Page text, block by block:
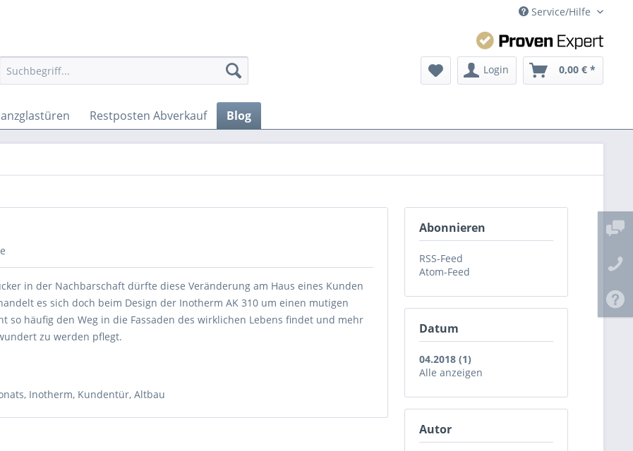
Service/Hilfe
Login 0,00 € *
Restposten Abverkauf Blog
Abonnieren
RSS-Feed
Atom-Feed
Datum
04.2018 (1)
Alle anzeigen
Autor
in der Nachbarschaft dürfte diese Veränderung am Haus eines Kunden
es sich doch beim Design der Inotherm AK 310 um einen mutigen
so häufig den Weg in die Fassaden des wirklichen Lebens findet und mehr
zu werden pflegt.
, Inotherm, Kundentür,Altbau